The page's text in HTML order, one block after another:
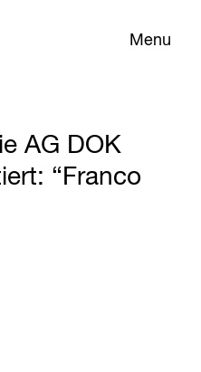
Menu
AG DOK
“Franco